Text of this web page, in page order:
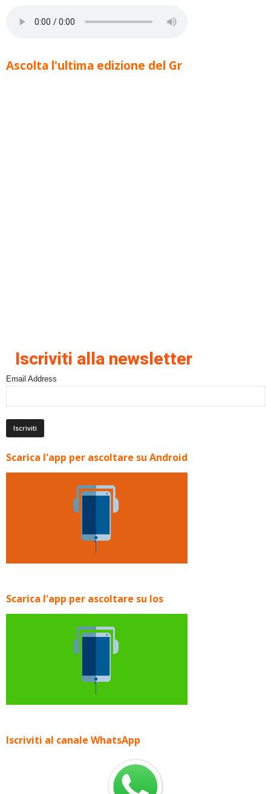
Ascolta l'ultima edizione del Gr
Iscriviti alla newsletter
Email Address
Scarica l'app per ascoltare su Android
Scarica l'app per ascoltare su Ios
Iscriviti al canale WhatsApp